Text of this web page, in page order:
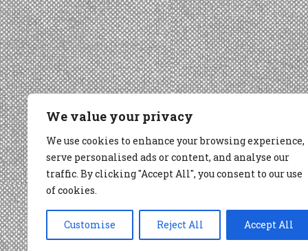
We value your privacy
We use cookies to enhance your browsing experience,
serve personalised ads or content, and analyse our
traffic. By clicking "Accept All", you consent to our use
of cookies.
Customise Reject All Accept All